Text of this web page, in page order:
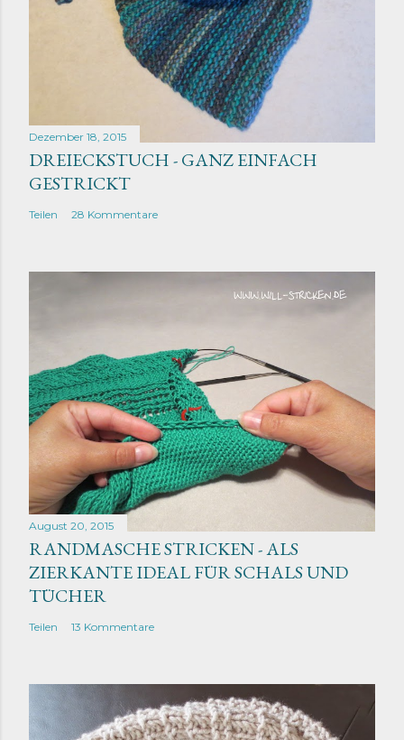
Dezember 18, 2015
DREIECKSTUCH - GANZ EINFACH
GESTRICKT
Teilen 28 Kommentare
August 20, 2015
RANDMASCHE STRICKEN - ALS
ZIERKANTE IDEAL FÜR SCHALS UND
TÜCHER
Teilen 13 Kommentare